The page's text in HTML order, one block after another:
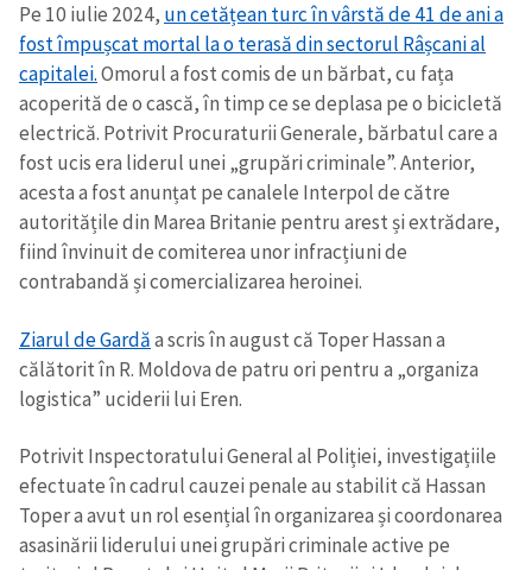
in English
на русском
Pe 10 iulie 2024, un cetățean turc în vârstă de 41 de ani a
fost împușcat mortal la o terasă din sectorul Râșcani al
capitalei.Omorul a fost comis de un bărbat, cu fața
acoperită de o cască, în timp ce se deplasa pe o bicicletă
electrică. Potrivit Procuraturii Generale, bărbatul care a
fost ucis era liderul unei „grupări criminale”. Anterior,
acesta a fost anunțat pe canalele Interpol de către
autoritățile din Marea Britanie pentru arest și extrădare,
fiind învinuit de comiterea unor infracțiuni de
contrabandă și comercializarea heroinei.
Ziarul de Gardăa scris în august că Toper Hassan a
călătorit în R. Moldova de patru ori pentru a „organiza
logistica” uciderii lui Eren.
Potrivit Inspectoratului General al Poliției, investigațiile
efectuate în cadrul cauzei penale au stabilit că Hassan
Toper a avut un rol esențial în organizarea și coordonarea
asasinării liderului unei grupări criminale active pe